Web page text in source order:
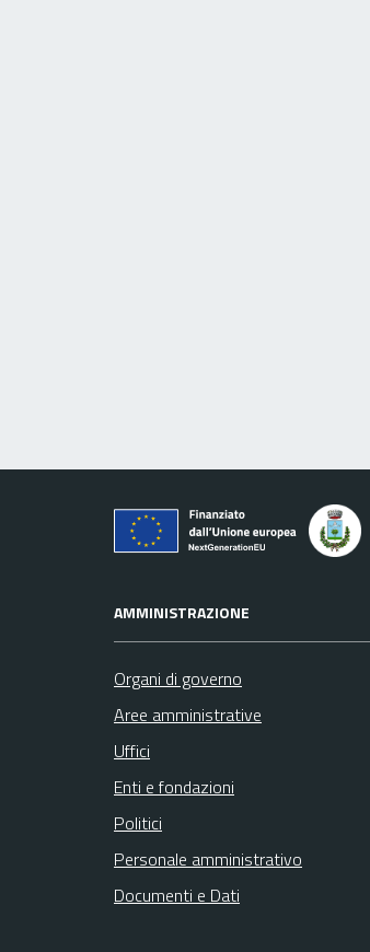
AMMINISTRAZIONE
Organi di governo
Aree amministrative
Uffici
Enti e fondazioni
Politici
Personale amministrativo
Documenti e Dati